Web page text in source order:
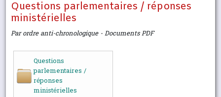
Questions parlementaires / réponses
ministérielles
Par ordre anti-chronologique - Documents PDF
Questions
parlementaires /
réponses
ministérielles